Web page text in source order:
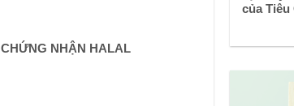
CHỨNG NHẬN HALAL
của Tiêu